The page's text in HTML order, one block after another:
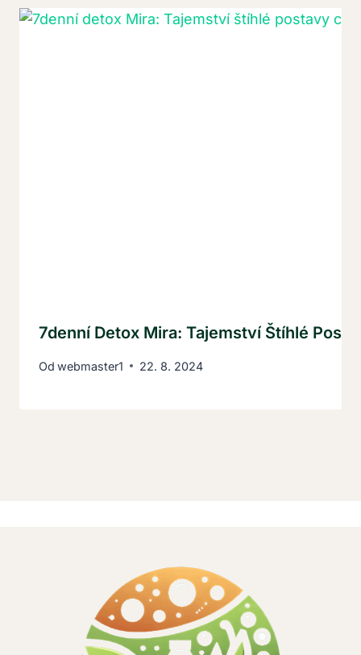
7denní Detox Mira: Tajemství Štíhlé
Od webmaster1 22. 8. 2024